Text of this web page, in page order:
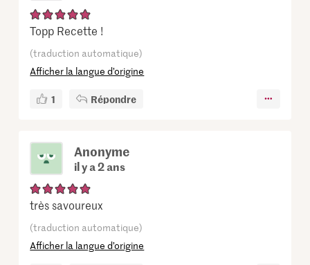
Topp Recette !
(traduction automatique)
Afficher la langue d’origine
1 Répondre
Anonyme
il y a 2 ans
très savoureux
(traduction automatique)
Afficher la langue d’origine